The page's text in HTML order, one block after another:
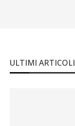
ULTIMI ARTICOLI